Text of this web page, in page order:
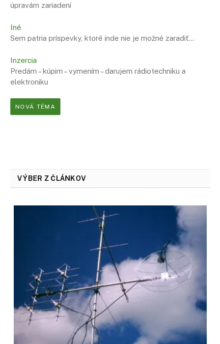
úpravám zariadení
Iné
Sem patria príspevky, ktoré inde nie je možné zaradiť…
Inzercia
Predám – kúpim – vymením – darujem rádiotechniku a
elektroniku
NOVÁ TÉMA
VÝBER Z ČLÁNKOV